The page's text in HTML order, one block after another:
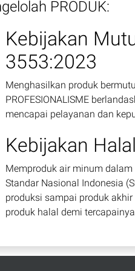
PRODUK:
Kebijakan
3553:2023
Menghasilkan produk
PROFESIONALISME
mencapai pelayanan dan
Kebijakan Halal
Memproduk air minum
Standar Nasional Indonesia
produksi sampai produk
produk halal demi